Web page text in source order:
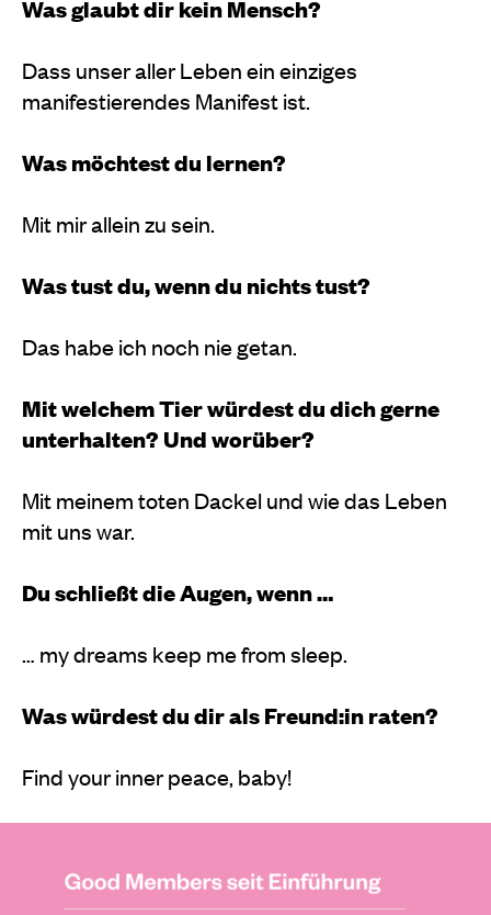
Was glaubt dir kein Mensch?
Dass unser aller Leben ein einziges
manifestierendes Manifest ist.
Was möchtest du lernen?
Mit mir allein zu sein.
Was tust du, wenn du nichts tust?
Das habe ich noch nie getan.
Mit welchem Tier würdest du dich gerne
unterhalten? Und worüber?
Mit meinem toten Dackel und wie das Leben
mit uns war.
Du schließt die Augen, wenn …
… my dreams keep me from sleep.
Was würdest du dir als Freund:in raten?
Find your inner peace, baby!